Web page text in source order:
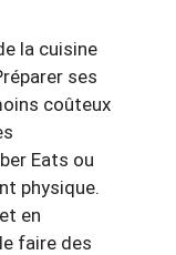
la cuisine
ses
coûteux
Eats ou
physique.
en
faire des